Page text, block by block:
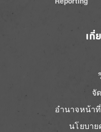
เกี่
จั
อำนาจหน้า
นโยบา